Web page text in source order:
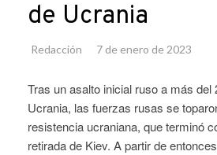
de Ucrania
Redacción 7 de enero de 2023
Tras un asalto inicial ruso a más del
Ucrania, las fuerzas rusas se
resistencia ucraniana, que terminó
retirada de Kiev. A partir de